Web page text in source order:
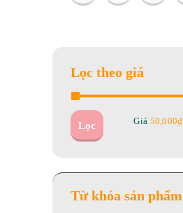
Lọc theo giá
Lọc Giá 50,000₫
Từ khóa sản phẩm